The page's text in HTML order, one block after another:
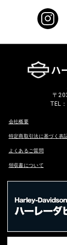
〒
TEL
会社概要
特定商取引法に基づく表
よくあるご質問
領収書について